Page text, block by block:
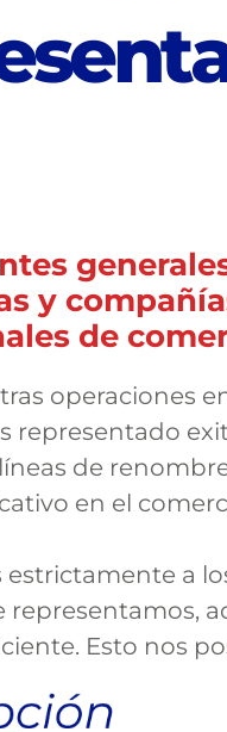
sent
y
de
operaciones
representado
de
en el
a
representamos,
Esto nos